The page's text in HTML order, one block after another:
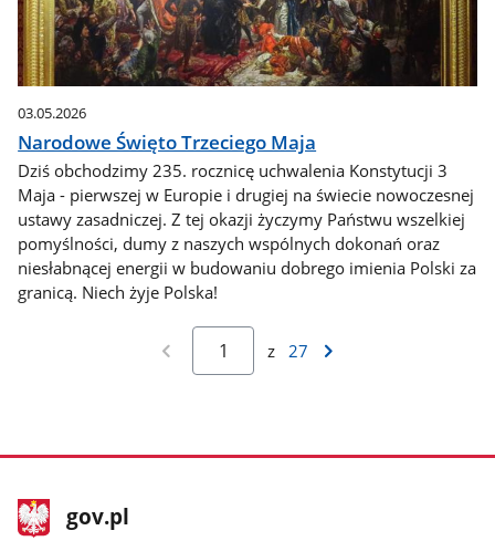
03.05.2026
Narodowe Święto Trzeciego Maja
Dziś obchodzimy 235. rocznicę uchwalenia Konstytucji 3
Maja - pierwszej w Europie i drugiej na świecie nowoczesnej
ustawy zasadniczej. Z tej okazji życzymy Państwu wszelkiej
pomyślności, dumy z naszych wspólnych dokonań oraz
niesłabnącej energii w budowaniu dobrego imienia Polski za
granicą. Niech żyje Polska!
z 27
stopka
gov.pl
Strona
gov.pl